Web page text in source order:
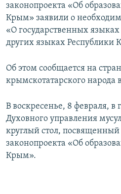
законопроекта «Об
Крым» заявили о
«О государственных
других языках Республики
Об этом сообщается на
крымскотатарского народа
В воскресенье, 8 февраля, в
Духовного управления
круглый стол,
законопроекта «Об
Крым».